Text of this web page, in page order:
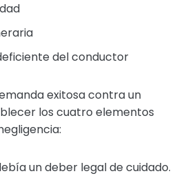
del conductor
exitosa contra un
los cuatro elementos
un deber legal de cuidado.